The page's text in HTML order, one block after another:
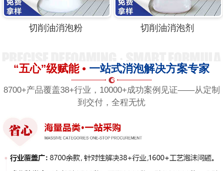
切削油消泡粉 切削油消泡剂
“五心”级赋能 • 一站式消泡解决方案专家
8700+产品覆盖38+行业，10000+成功案例见证——从定制
到交付，全程无忧